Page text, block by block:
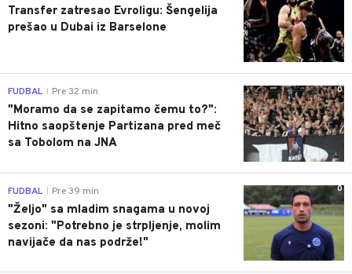
Transfer zatresao Evroligu: Šengelija
prešao u Dubai iz Barselone
0
FUDBAL Pre 32 min
"Moramo da se zapitamo čemu to?":
Hitno saopštenje Partizana pred meč
sa Tobolom na JNA
0
FUDBAL Pre 39 min
"Željo" sa mladim snagama u novoj
sezoni: "Potrebno je strpljenje, molim
navijače da nas podrže!"